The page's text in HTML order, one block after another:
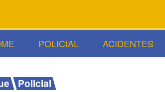
POLICIAL ACIDENTES
Policial